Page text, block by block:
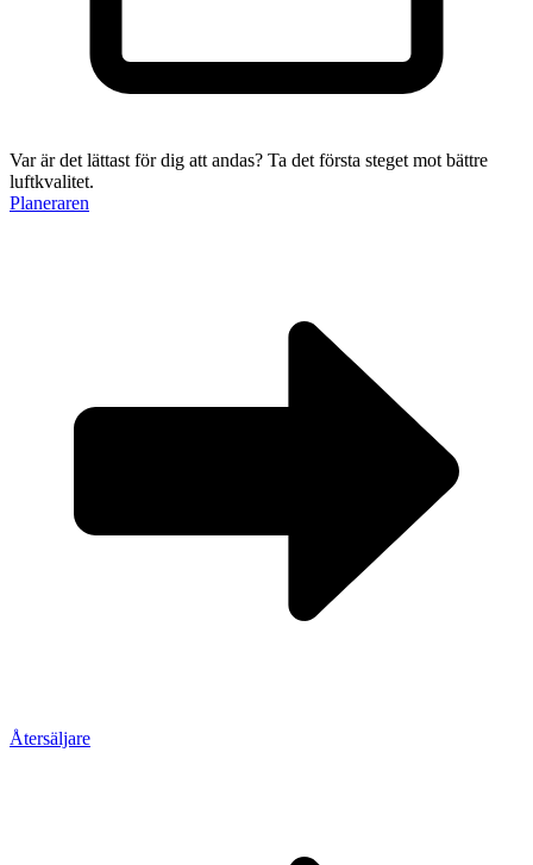
Var är det lättast för dig att andas? Ta det första steget mot bättre
luftkvalitet.
Planeraren
Återsäljare